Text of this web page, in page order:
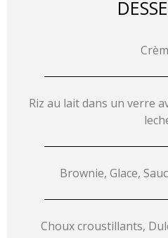
Riz au lait dans un verre
Brownie, Glace,
Choux croustillants,